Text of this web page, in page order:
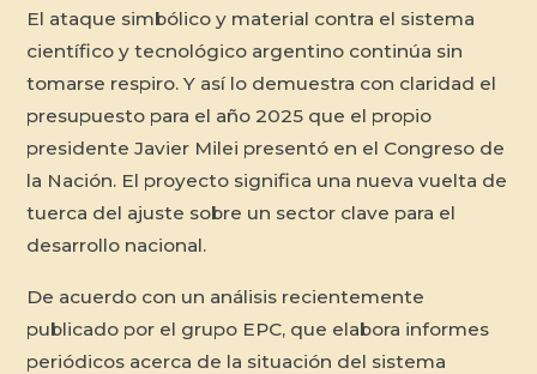
El ataque simbólico y material contra el sistema
científico y tecnológico argentino continúa sin
tomarse respiro. Y así lo demuestra con claridad el
presupuesto para el año 2025 que el propio
presidente Javier Milei presentó en el Congreso de
la Nación. El proyecto significa una nueva vuelta de
tuerca del ajuste sobre un sector clave para el
desarrollo nacional.
De acuerdo con un análisis recientemente
publicado por el grupo EPC, que elabora informes
periódicos acerca de la situación del sistema